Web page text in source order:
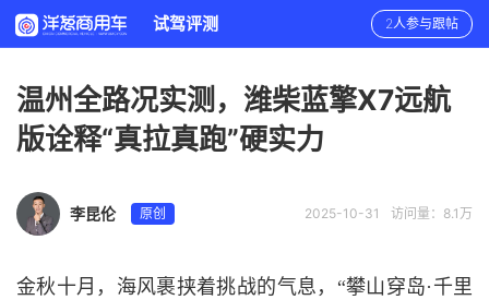
试驾评测 2人参与跟帖
温州全路况实测，潍柴蓝擎X7远航
版诠释“真拉真跑”硬实力
访问量：8.1万
2025-10-31
李昆伦 原创
金秋十月，海风裹挟着挑战的气息， “攀山穿岛·千里